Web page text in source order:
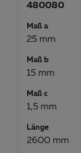
480080
Maß a
25 mm
Maß b
15 mm
Maß c
1,5 mm
Länge
2600 mm